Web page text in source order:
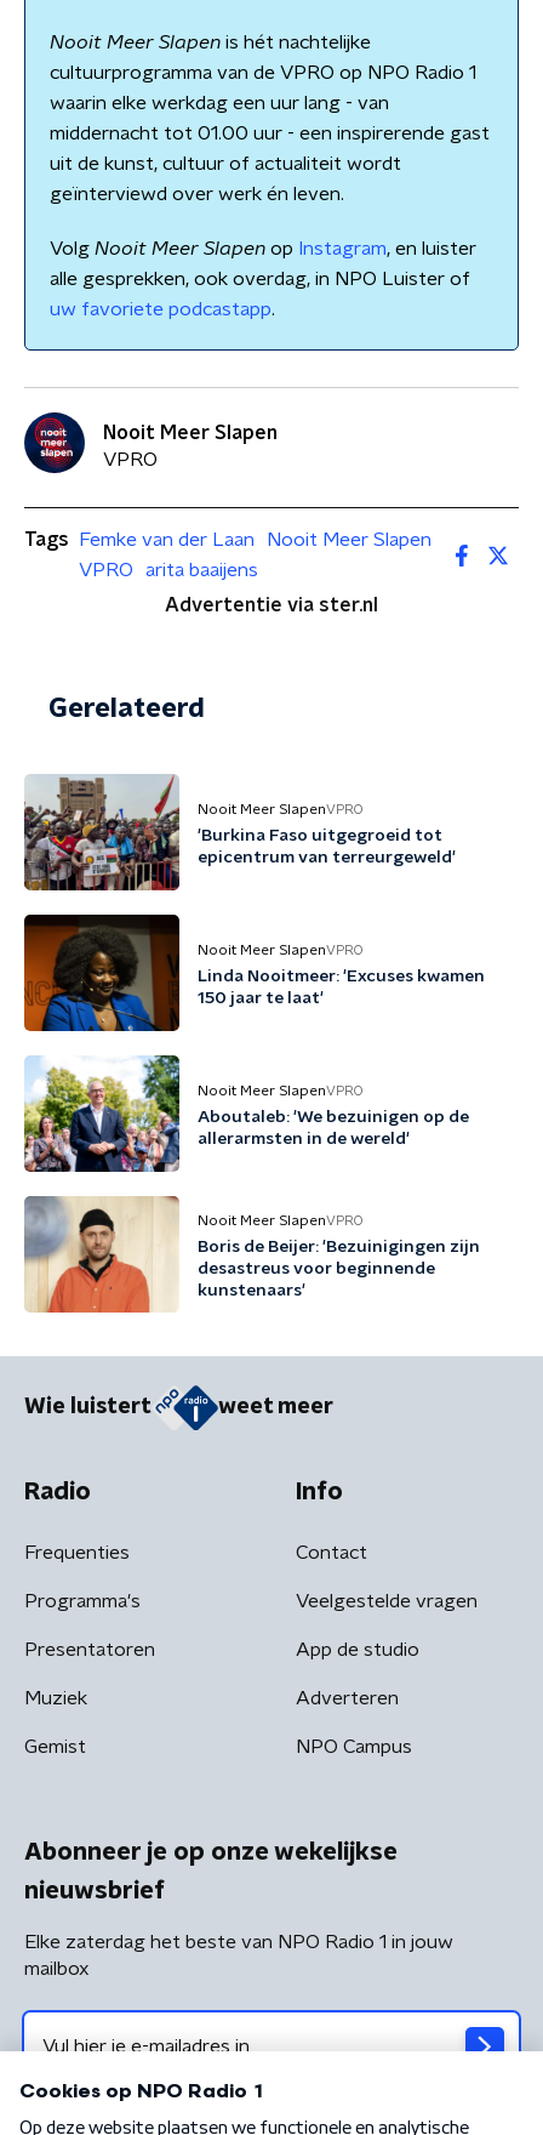
Nooit Meer Slapen is hét nachtelijke
cultuurprogramma van de VPRO op NPO Radio 1
waarin elke werkdag een uur lang - van
middernacht tot 01.00 uur - een inspirerende gast
uit de kunst, cultuur of actualiteit wordt
geïnterviewd over werk én leven.
Volg Nooit Meer Slapen op Instagram, en luister
alle gesprekken, ook overdag, in NPO Luister of
uw favoriete podcastapp.
Nooit Meer Slapen
VPRO
Tags Femke van der Laan
Nooit Meer Slapen
VPRO
arita baaijens
Advertentie via ster.nl
Gerelateerd
Nooit Meer SlapenVPRO
'Burkina Faso uitgegroeid tot
epicentrum van terreurgeweld'
Nooit Meer SlapenVPRO
Linda Nooitmeer: 'Excuses kwamen
150 jaar te laat'
Nooit Meer SlapenVPRO
Aboutaleb: 'We bezuinigen op de
allerarmsten in de wereld'
Nooit Meer SlapenVPRO
Boris de Beijer: 'Bezuinigingen zijn
desastreus voor beginnende
kunstenaars'
Wie luistert weet meer
Radio
Frequenties
Programma's
Presentatoren
Muziek
Gemist
Info
Contact
Veelgestelde vragen
App de studio
Adverteren
NPO Campus
Abonneer je op onze wekelijkse
nieuwsbrief
Elke zaterdag het beste van NPO Radio 1 in jouw
mailbox